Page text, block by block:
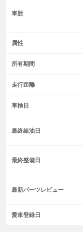
車歴
属性
所有期間
走行距離
車検日
最終給油日
最終整備日
最新パーツレビュー
愛車登録日